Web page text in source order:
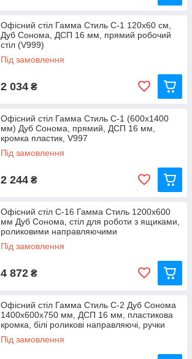
Офісний стіл Гамма Стиль С-1 120x60 см,
Дуб Сонома, ДСП 16 мм, прямий робочий
стіл (V999)
Під замовлення
2 034 ₴
Офісний стіл Гамма Стиль С-1 (600x1400
мм) Дуб Сонома, прямий, ДСП 16 мм,
кромка пластик, V997
Під замовлення
2 244 ₴
Офісний стіл С-16 Гамма Стиль 1200х600
мм Дуб Сонома, стіл для роботи з ящиками,
роликовими направляючими
Під замовлення
4 872 ₴
Офісний стіл Гамма Стиль С-2 Дуб Сонома
1400x600x750 мм, ДСП 16 мм, пластикова
кромка, білі роликові направляючі, ручки
хром
Під замовлення